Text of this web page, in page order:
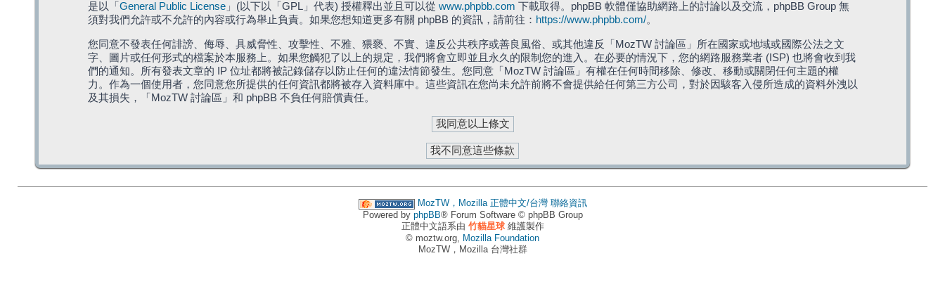
是以「 General Public License」(以下以「GPL」代表) 授權釋出並且可以從 www.phpbb.com 下載取得。phpBB 軟體僅協助網路上的討論以及交流，phpBB Group 無
須對我們允許或不允許的內容或行為舉止負責。如果您想知道更多有關 phpBB 的資訊，請前往： https://www.phpbb.com/。
您同意不發表任何誹謗、侮辱、具威脅性、攻擊性、不雅、猥褻、不實、違反公共秩序或善良風俗、或其他違反「MozTW 討論區」所在國家或地域或國際公法之文
字、圖片或任何形式的檔案於本服務上。如果您觸犯了以上的規定，我們將會立即並且永久的限制您的進入。在必要的情況下，您的網路服務業者 (ISP) 也將會收到我
們的通知。所有發表文章的 IP 位址都將被記錄儲存以防止任何的違法情節發生。您同意「MozTW 討論區」有權在任何時間移除、修改、移動或關閉任何主題的權
力。作為一個使用者，您同意您所提供的任何資訊都將被存入資料庫中。這些資訊在您尚未允許前將不會提供給任何第三方公司，對於因駭客入侵所造成的資料外洩以
及其損失，「MozTW 討論區」和 phpBB 不負任何賠償責任。
MozTW，Mozilla 正體中文/台灣 聯絡資訊
Powered by phpBB® Forum Software © phpBB Group
正體中文語系由 竹貓星球維護製作
© moztw.org, Mozilla Foundation
MozTW，Mozilla 台灣社群